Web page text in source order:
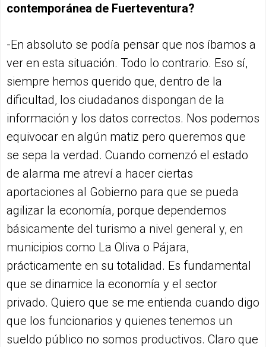
contemporánea de Fuerteventura?
-En absoluto se podía pensar que nos íbamos a
ver en esta situación. Todo lo contrario. Eso sí,
siempre hemos querido que, dentro de la
dificultad, los ciudadanos dispongan de la
información y los datos correctos. Nos podemos
equivocar en algún matiz pero queremos que
se sepa la verdad. Cuando comenzó el estado
de alarma me atreví a hacer ciertas
aportaciones al Gobierno para que se pueda
agilizar la economía, porque dependemos
básicamente del turismo a nivel general y, en
municipios como La Oliva o Pájara,
prácticamente en su totalidad. Es fundamental
que se dinamice la economía y el sector
privado. Quiero que se me entienda cuando digo
que los funcionarios y quienes tenemos un
sueldo público no somos productivos. Claro que